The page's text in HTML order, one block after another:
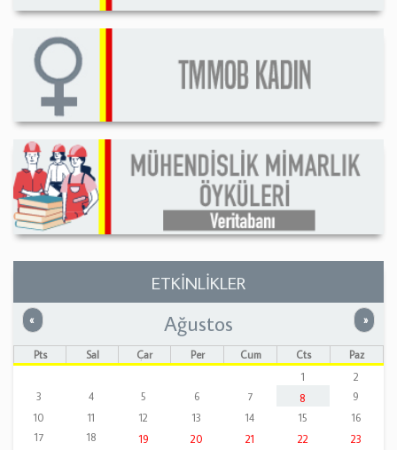
ETKİNLİKLER
« Önceki »
Ağustos
Pts Sal Çar Per Cum Cts
Paz
1
2
3
4 5 6 7 8
9
10
11 12 13 14 15
16
17
18 19 20 21 22
23